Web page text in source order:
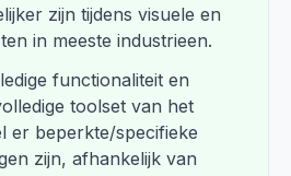
zijn tijdens visuele en
in meeste industrieen.
functionaliteit en
toolset van het
er beperkte/specifieke
zijn, afhankelijk van